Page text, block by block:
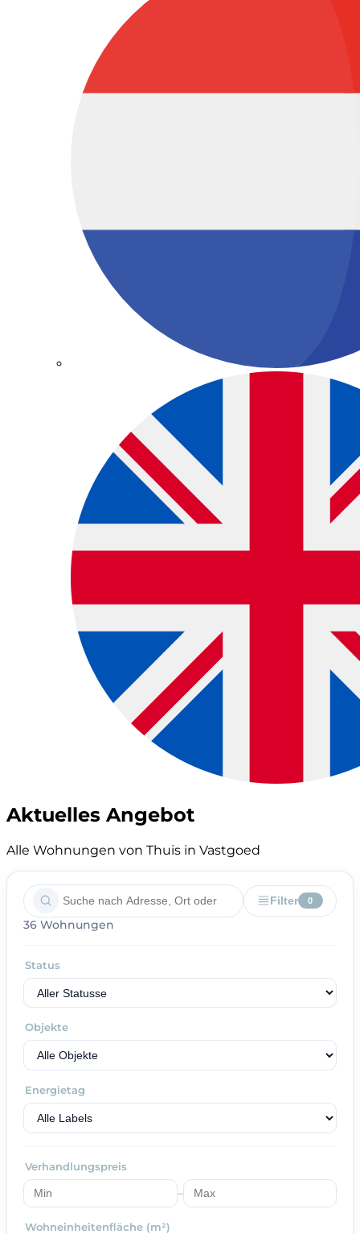
Aktuelles Angebot
Alle Wohnungen von Thuis in Vastgoed
Filter 0
36 Wohnungen
Status
Objekte
Energietag
Verhandlungspreis
–
Wohneinheitenfläche (m²)